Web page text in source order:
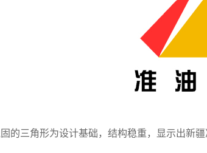
的三角形为设计基础，结构稳重，显示出新